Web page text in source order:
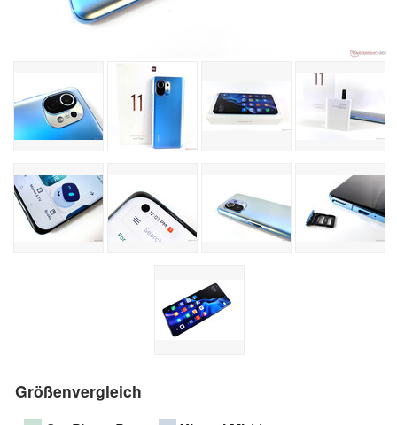
Größenvergleich